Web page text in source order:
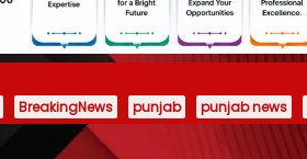
BreakingNews punjab punjab news